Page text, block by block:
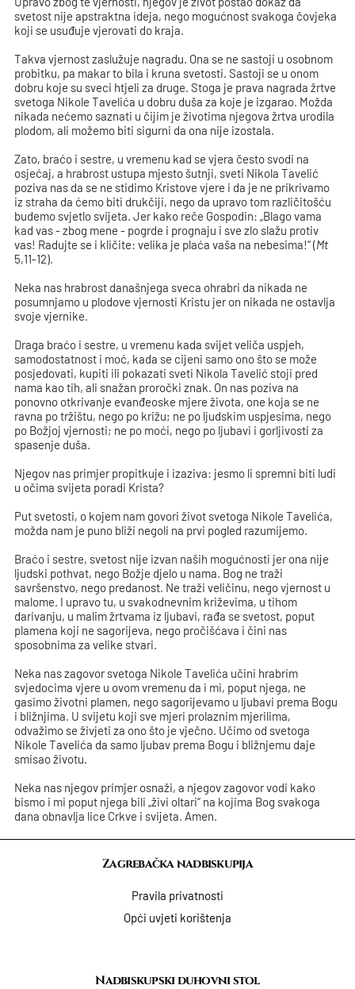
svetost nije apstraktna ideja, nego mogućnost svakoga čovjeka
koji se usuđuje vjerovati do kraja.
Takva vjernost zaslužuje nagradu. Ona se ne sastoji u osobnom
probitku, pa makar to bila i kruna svetosti. Sastoji se u onom
dobru koje su sveci htjeli za druge. Stoga je prava nagrada žrtve
svetoga Nikole Tavelića u dobru duša za koje je izgarao. Možda
nikada nećemo saznati u čijim je životima njegova žrtva urodila
plodom, ali možemo biti sigurni da ona nije izostala.
Zato, braćo i sestre, u vremenu kad se vjera često svodi na
osjećaj, a hrabrost ustupa mjesto šutnji, sveti Nikola Tavelić
poziva nas da se ne stidimo Kristove vjere i da je ne prikrivamo
iz straha da ćemo biti drukčiji, nego da upravo tom različitošću
budemo svjetlo svijeta. Jer kako reče Gospodin: „Blago vama
kad vas - zbog mene - pogrde i prognaju i sve zlo slažu protiv
vas! Radujte se i kličite: velika je plaća vaša na nebesima!“ (Mt
5,11-12).
Neka nas hrabrost današnjega sveca ohrabri da nikada ne
posumnjamo u plodove vjernosti Kristu jer on nikada ne ostavlja
svoje vjernike.
Draga braćo i sestre, u vremenu kada svijet veliča uspjeh,
samodostatnost i moć, kada se cijeni samo ono što se može
posjedovati, kupiti ili pokazati sveti Nikola Tavelić stoji pred
nama kao tih, ali snažan proročki znak. On nas poziva na
ponovno otkrivanje evanđeoske mjere života, one koja se ne
ravna po tržištu, nego po križu; ne po ljudskim uspjesima, nego
po Božjoj vjernosti; ne po moći, nego po ljubavi i gorljivosti za
spasenje duša.
Njegov nas primjer propitkuje i izaziva: jesmo li spremni biti ludi
u očima svijeta poradi Krista?
Put svetosti, o kojem nam govori život svetoga Nikole Tavelića,
možda nam je puno bliži negoli na prvi pogled razumijemo.
Braćo i sestre, svetost nije izvan naših mogućnosti jer ona nije
ljudski pothvat, nego Božje djelo u nama. Bog ne traži
savršenstvo, nego predanost. Ne traži veličinu, nego vjernost u
malome. I upravo tu, u svakodnevnim križevima, u tihom
darivanju, u malim žrtvama iz ljubavi, rađa se svetost, poput
plamena koji ne sagorijeva, nego pročišćava i čini nas
sposobnima za velike stvari.
Neka nas zagovor svetoga Nikole Tavelića učini hrabrim
svjedocima vjere u ovom vremenu da i mi, poput njega, ne
gasimo životni plamen, nego sagorijevamo u ljubavi prema Bogu
i bližnjima. U svijetu koji sve mjeri prolaznim mjerilima,
odvažimo se živjeti za ono što je vječno. Učimo od svetoga
Nikole Tavelića da samo ljubav prema Bogu i bližnjemu daje
smisao životu.
Neka nas njegov primjer osnaži, a njegov zagovor vodi kako
bismo i mi poput njega bili „živi oltari“ na kojima Bog svakoga
dana obnavlja lice Crkve i svijeta. Amen.
Zagrebačka nadbiskupija
Pravila privatnosti
Opći uvjeti korištenja
Nadbiskupski duhovni stol